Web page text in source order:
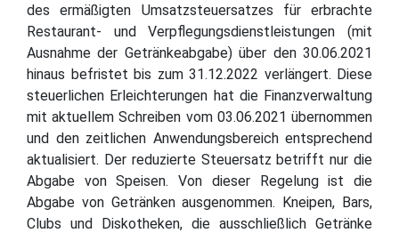
des ermäßigten Umsatzsteuersatzes für erbrachte
Restaurant- und Verpflegungsdienstleistungen (mit
Ausnahme der Getränkeabgabe) über den 30.06.2021
hinaus befristet bis zum 31.12.2022 verlängert. Diese
steuerlichen Erleichterungen hat die Finanzverwaltung
mit aktuellem Schreiben vom 03.06.2021 übernommen
und den zeitlichen Anwendungsbereich entsprechend
aktualisiert. Der reduzierte Steuersatz betrifft nur die
Abgabe von Speisen. Von dieser Regelung ist die
Abgabe von Getränken ausgenommen. Kneipen, Bars,
Clubs und Diskotheken, die ausschließlich Getränke